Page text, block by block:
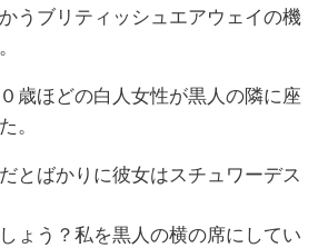
うブリティッシュエアウェイの機
歳ほどの白人女性が黒人の隣に座
。
とばかりに彼女はスチュワーデス
ょう？私を黒人の横の席にしてい